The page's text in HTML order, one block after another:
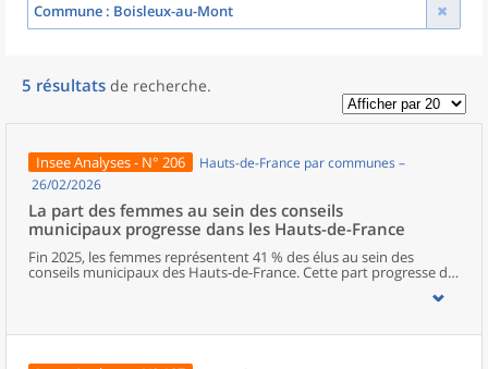
Commune : Boisleux-au-Mont
5 résultats de recherche.
Insee Analyses - N° 206
Hauts-de-France par communes –
26/02/2026
La part des femmes au sein des conseils
municipaux progresse dans les Hauts-de-France
Fin 2025, les femmes représentent 41 % des élus au sein des
conseils municipaux des Hauts-de-France. Cette part progresse de
deux points entre les deux dernières élections municipales, mais
représentation féminine diminue cependant à mesure que les
sur cinq occupé par une femme. Les élues municipales de la région